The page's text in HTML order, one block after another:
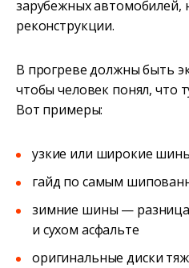
зарубежных автомобилей,
реконструкции.
В прогреве должны быть
чтобы человек понял, что
Вот примеры:
узкие или широкие
гайд по самым
зимние шины — разница
и сухом асфальте
оригинальные диски